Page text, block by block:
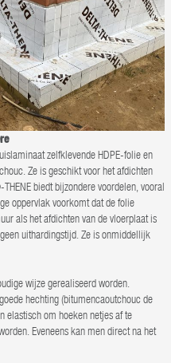
zelfklevende HDPE-folie en
Ze is geschikt voor het afdichten
biedt bijzondere voordelen, vooral
oppervlak voorkomt dat de folie
als het afdichten van de vloerplaat is
uithardingstijd. Ze is onmiddellijk
wijze gerealiseerd worden.
hechting (bitumencaoutchouc de
elastisch om hoeken netjes af te
Eveneens kan men direct na het